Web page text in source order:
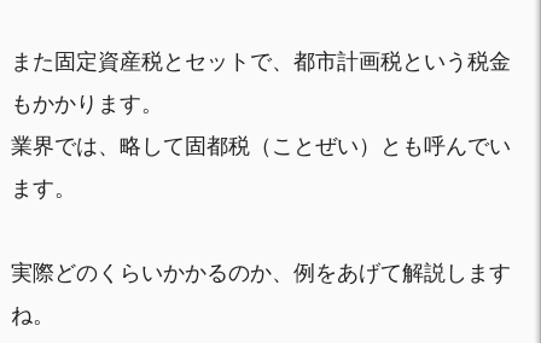
また固定資産税とセットで、都市計画税という税金
もかかります。
業界では、略して固都税（ことぜい）とも呼んでい
ます。
実際どのくらいかかるのか、例をあげて解説します
ね。